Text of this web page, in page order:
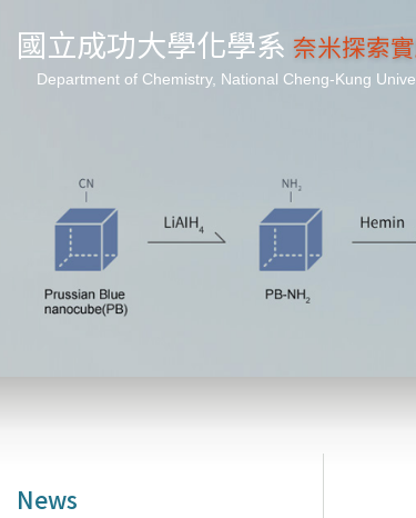
國立成功大學化學系 奈米探索
Department of Chemistry, National Cheng-Kung
News